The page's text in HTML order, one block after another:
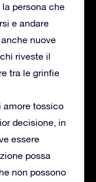
la persona che
e andare
nuove
riveste il
tra le grinfie
amore tossico
decisione, in
essere
possa
non possono